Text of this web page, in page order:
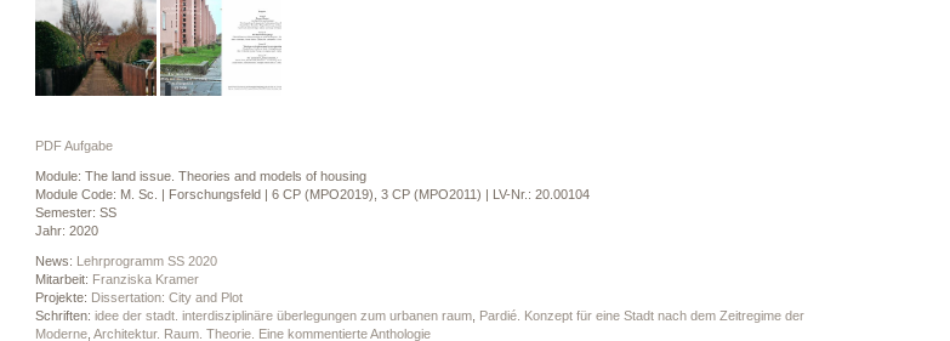
PDF Aufgabe
Module: The land issue. Theories and models of housing
Module Code: M. Sc. | Forschungsfeld | 6 CP (MPO2019), 3 CP (MPO2011) | LV-Nr.: 20.00104
Semester: SS
Jahr: 2020
News: Lehrprogramm SS 2020
Mitarbeit: Franziska Kramer
Projekte: Dissertation: City and Plot
Schriften: idee der stadt. interdisziplinäre überlegungen zum urbanen raum, Pardié. Konzept für eine Stadt nach dem Zeitregime der
Moderne, Architektur. Raum. Theorie. Eine kommentierte Anthologie